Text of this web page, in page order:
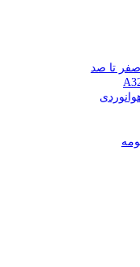
تا صد